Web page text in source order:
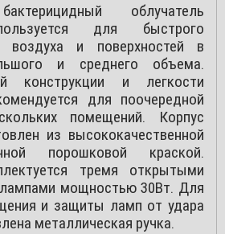
облучатель
для быстрого
воздуха и поверхностей в
и среднего объема.
конструкции и легкости
для поочередной
помещений. Корпус
из высококачественной
порошковой краской.
тремя открытыми
мощностью 30Вт. Для
и защиты ламп от удара
металлическая ручка.